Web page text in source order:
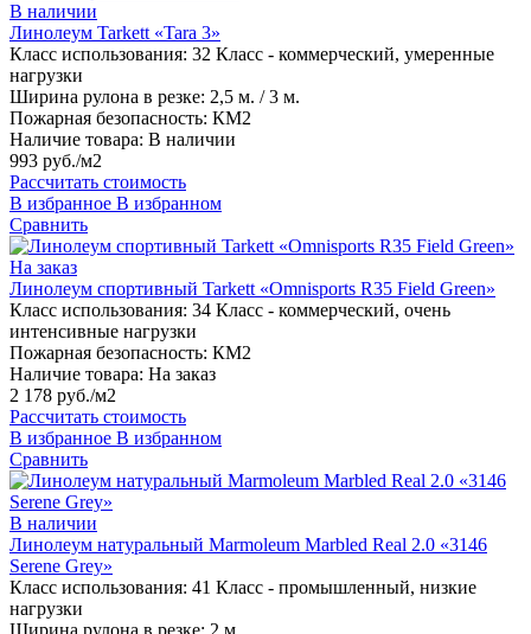
В наличии
Линолеум Tarkett «Tara 3»
Класс использования: 32 Класс - коммерческий, умеренные
нагрузки
Ширина рулона в резке: 2,5 м. / 3 м.
Пожарная безопасность: КМ2
Наличие товара: В наличии
993 руб./м2
Рассчитать стоимость
В избранное В избранном
Сравнить
На заказ
Линолеум спортивный Tarkett «Omnisports R35 Field Green»
Класс использования: 34 Класс - коммерческий, очень
интенсивные нагрузки
Пожарная безопасность: КМ2
Наличие товара: На заказ
2 178 руб./м2
Рассчитать стоимость
В избранное В избранном
Сравнить
В наличии
Линолеум натуральный Marmoleum Marbled Real 2.0 «3146
Serene Grey»
Класс использования: 41 Класс - промышленный, низкие
нагрузки
Ширина рулона в резке: 2 м.